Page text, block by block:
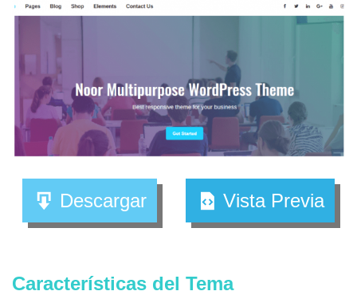
Descargar Vista Previa
Características del Tema